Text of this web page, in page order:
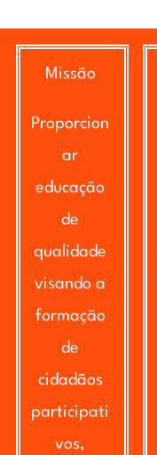
Missão
Proporcion
ar
educação
de
qualidade
visando a
formação
de
cidadãos
participati
vos,